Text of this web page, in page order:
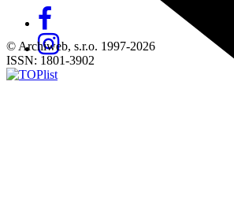
© Archiweb, s.r.o. 1997-2026
ISSN: 1801-3902